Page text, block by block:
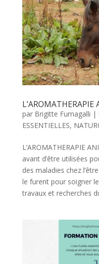
L’AROMATHERAPIE
par Brigitte Fumagalli |
ESSENTIELLES,
L’AROMATHERAPIE
avant d’être utilisées
des maladies chez
le furent pour soigner
travaux et recherches